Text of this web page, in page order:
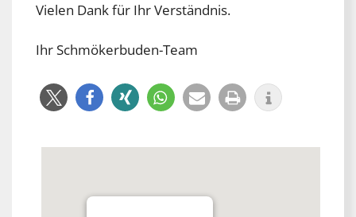
Vielen Dank für Ihr Verständnis.
Ihr Schmökerbuden-Team